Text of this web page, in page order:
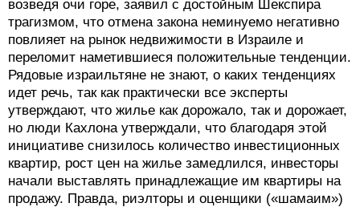
возведя очи горе, заявил с достойным Шекспира
трагизмом, что отмена закона неминуемо негативно
повлияет на рынок недвижимости в Израиле и
переломит наметившиеся положительные тенденции.
Рядовые израильтяне не знают, о каких тенденциях
идет речь, так как практически все эксперты
утверждают, что жилье как дорожало, так и дорожает,
но люди Кахлона утверждали, что благодаря этой
инициативе снизилось количество инвестиционных
квартир, рост цен на жилье замедлился, инвесторы
начали выставлять принадлежащие им квартиры на
продажу. Правда, риэлторы и оценщики («шамаим»)